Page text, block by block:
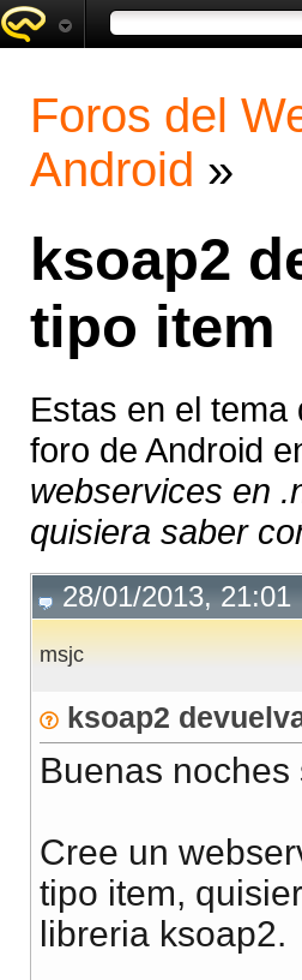
Foros del
Android »
ksoap2
tipo item
Estas en el tema
foro de Android
webservices en
quisiera saber
28/01/2013, 21:01
msjc
ksoap2
Buenas noches
Cree un
tipo item,
libreria ksoap2.